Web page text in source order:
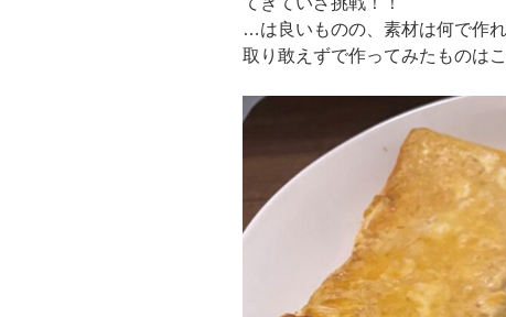
…は良いものの、素材は何で作
取り敢えずで作ってみたものは